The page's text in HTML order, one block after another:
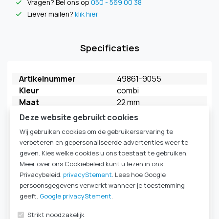
check Vragen? Bel ons op 050 - 569 00 38
check Liever mailen? klik hier
Specificaties
Artikelnummer
49861-9055
Kleur
combi
Maat
22 mm
Merk
FAHL
Verpakkingseenheid
5 stuks
HME Ademweerstand
HighFlow
kleur behuizing
wit
kleur deksel
blauw
HME Type
HME 22mm
Komt ook voor in
Deze website gebruikt cookies
Wij gebruiken cookies om de gebruikerservaring te
verbeteren en gepersonaliseerde advertenties weer te
geven. Kies welke cookies u ons toestaat te gebruiken.
Meer over ons Cookiebeleid kunt u lezen in ons
Privacybeleid. privacyStement. Lees hoe Google
persoonsgegevens verwerkt wanneer je toestemming
geeft. Google privacyStement.
Strikt noodzakelijk